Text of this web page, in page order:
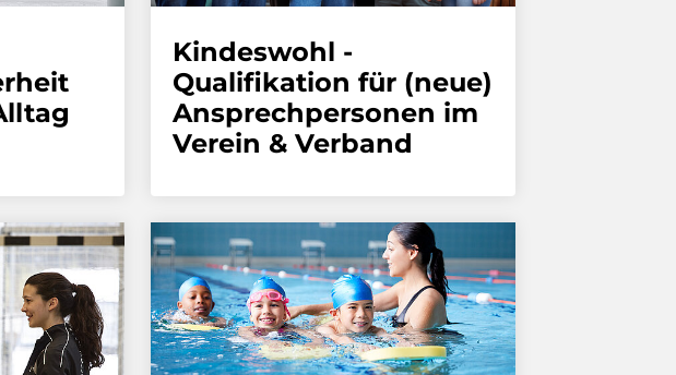
Kindeswohl -
Qualifikation für (neue)
Ansprechpersonen im
Verein & Verband